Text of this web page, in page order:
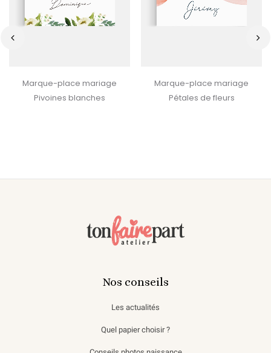
Marque-place mariage
Pivoines blanches
Marque-place mariage
Pétales de fleurs
Nos conseils
Les actualités
Quel papier choisir ?